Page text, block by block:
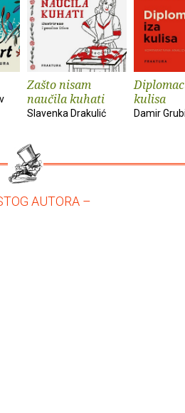
Zašto nisam
naučila kuhati
Slavenka Drakulić
kulisa
Damir
AUTORA –